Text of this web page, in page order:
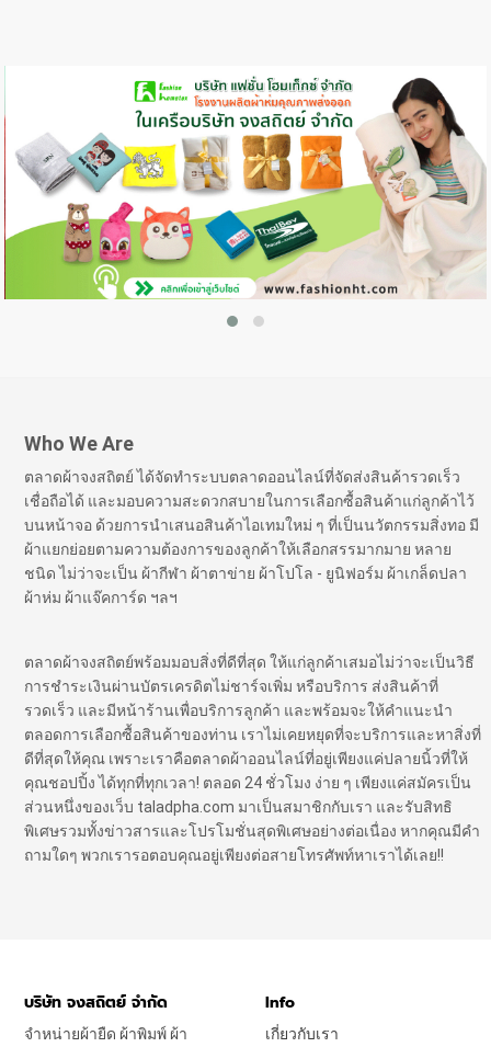
Who We Are
ตลาดผ้าจงสถิตย์ ได้จัดทำระบบตลาดออนไลน์ที่จัดส่งสินค้ารวดเร็ว
เชื่อถือได้ และมอบความสะดวกสบายในการเลือกซื้อสินค้าแก่ลูกค้าไว้
บนหน้าจอ ด้วยการนำเสนอสินค้าไอเทมใหม่ ๆ ที่เป็นนวัตกรรมสิ่งทอ มี
ผ้าแยกย่อยตามความต้องการของลูกค้าให้เลือกสรรมากมาย หลาย
ชนิด ไม่ว่าจะเป็น ผ้ากีฬา ผ้าตาข่าย ผ้าโปโล - ยูนิฟอร์ม ผ้าเกล็ดปลา
ผ้าห่ม ผ้าแจ๊คการ์ด ฯลฯ
ตลาดผ้าจงสถิตย์พร้อมมอบสิ่งที่ดีที่สุด ให้แก่ลูกค้าเสมอไม่ว่าจะเป็นวิธี
การชำระเงินผ่านบัตรเครดิตไม่ชาร์จเพิ่ม หรือบริการ ส่งสินค้าที่
รวดเร็ว และมีหน้าร้านเพื่อบริการลูกค้า และพร้อมจะให้คำแนะนำ
ตลอดการเลือกซื้อสินค้าของท่าน เราไม่เคยหยุดที่จะบริการและหาสิ่งที่
ดีที่สุดให้คุณ เพราะเราคือตลาดผ้าออนไลน์ที่อยู่เพียงแค่ปลายนิ้วที่ให้
คุณชอปปิ้ง ได้ทุกที่ทุกเวลา! ตลอด 24 ชั่วโมง ง่าย ๆ เพียงแค่สมัครเป็น
ส่วนหนึ่งของเว็บ taladpha.com มาเป็นสมาชิกกับเรา และรับสิทธิ
พิเศษรวมทั้งข่าวสารและโปรโมชั่นสุดพิเศษอย่างต่อเนื่อง หากคุณมีคำ
ถามใดๆ พวกเรารอตอบคุณอยู่เพียงต่อสายโทรศัพท์หาเราได้เลย!!
บริษัท จงสถิตย์ จำกัด
จำหน่ายผ้ายืด ผ้าพิมพ์ ผ้า
Info
เกี่ยวกับเรา